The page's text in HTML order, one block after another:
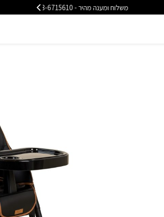
משלוח ומענה מהיר - 08-6715610